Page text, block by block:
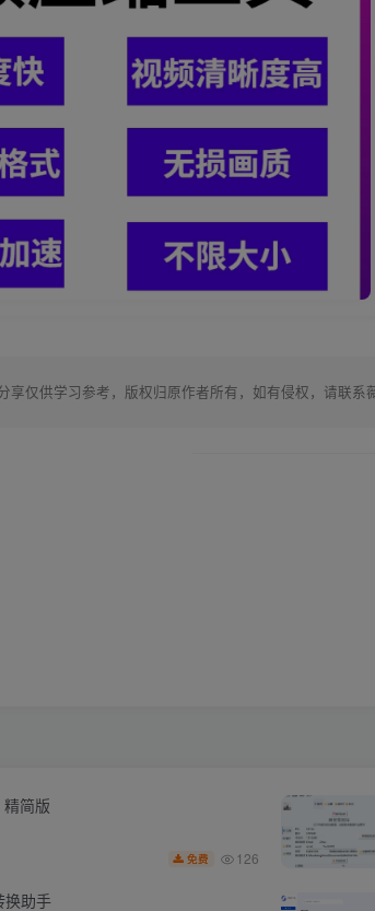
享仅供学习参考，版权归原作者所有，如有侵权，请联系
简版
免费 126
换助手